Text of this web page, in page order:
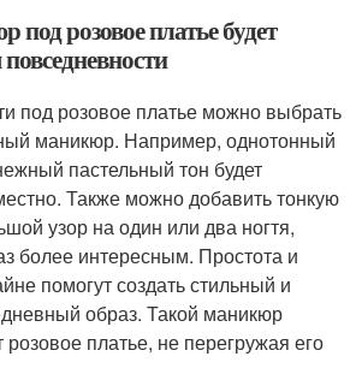
розовое платье будет
под розовое платье можно выбрать
маникюр. Например, однотонный
пастельный тон будет
Также можно добавить тонкую
узор на один или два ногтя,
более интересным. Простота и
помогут создать стильный и
образ. Такой маникюр
платье, не перегружая его